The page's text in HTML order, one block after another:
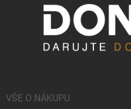
VŠE O NÁKUPU